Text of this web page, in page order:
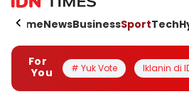
HomeNewsBusinessSportTech
For
You
# Yuk Vote Iklanin di